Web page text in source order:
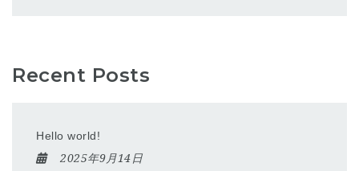
Recent Posts
Hello world!
2025年9月14日